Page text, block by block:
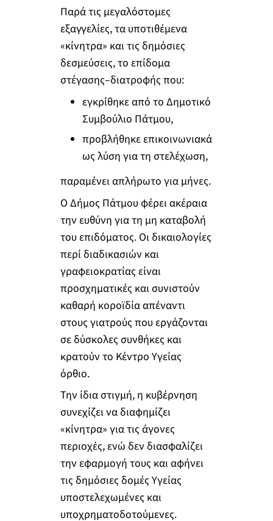
Παρά τις μεγαλόστομες
εξαγγελίες, τα υποτιθέμενα
«κίνητρα» και τις δημόσιες
δεσμεύσεις, το επίδομα
στέγασης–διατροφής που:
εγκρίθηκε από το Δημοτικό
Συμβούλιο Πάτμου,
προβλήθηκε επικοινωνιακά
ως λύση για τη στελέχωση,
παραμένει απλήρωτο για μήνες.
Ο Δήμος Πάτμου φέρει ακέραια
την ευθύνη για τη μη καταβολή
του επιδόματος. Οι δικαιολογίες
περί διαδικασιών και
γραφειοκρατίας είναι
προσχηματικές και συνιστούν
καθαρή κοροϊδία απέναντι
στους γιατρούς που εργάζονται
σε δύσκολες συνθήκες και
κρατούν το Κέντρο Υγείας
όρθιο.
Την ίδια στιγμή, η κυβέρνηση
συνεχίζει να διαφημίζει
«κίνητρα» για τις άγονες
περιοχές, ενώ δεν διασφαλίζει
την εφαρμογή τους και αφήνει
τις δημόσιες δομές Υγείας
υποστελεχωμένες και
υποχρηματοδοτούμενες.